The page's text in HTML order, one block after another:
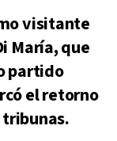
visitante
María, que
partido
el retorno